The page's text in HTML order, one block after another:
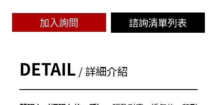
加入詢問 諮詢清單列表
DETAIL / 詳細介紹